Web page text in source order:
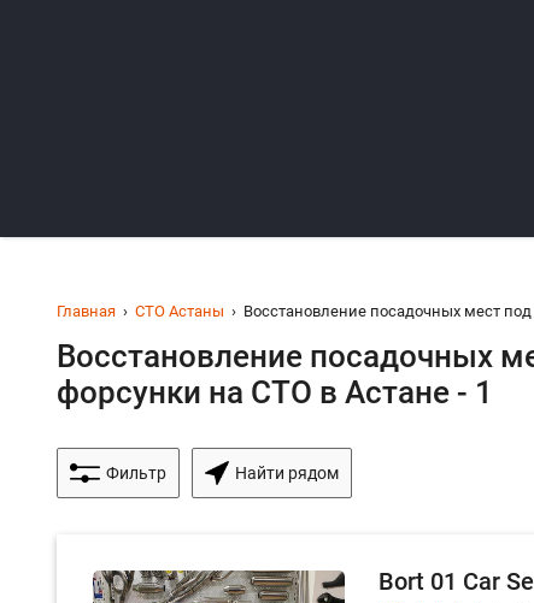
Главная СТО Астаны Восстановление посадочных мест
Восстановление посадочных
форсунки на СТО в Астане - 1
Фильтр Найти рядом
Bort 01 Car